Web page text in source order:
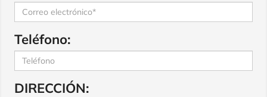
Teléfono:
DIRECCIÓN: